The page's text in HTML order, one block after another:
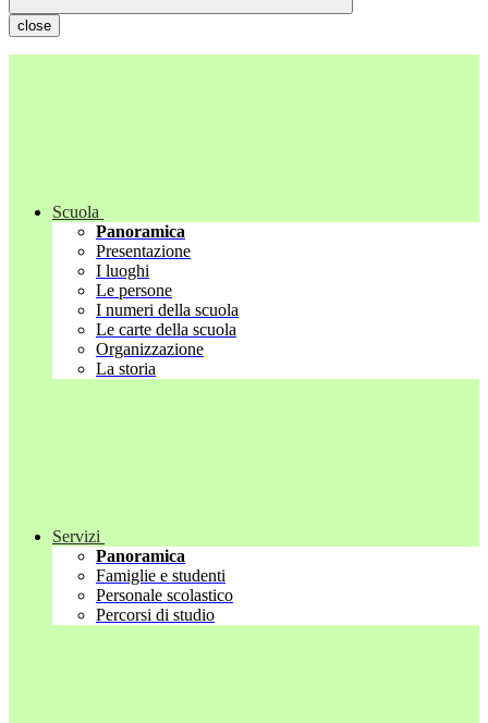
close
Scuola
Panoramica
Presentazione
I luoghi
Le persone
I numeri della scuola
Le carte della scuola
Organizzazione
La storia
Servizi
Panoramica
Famiglie e studenti
Personale scolastico
Percorsi di studio